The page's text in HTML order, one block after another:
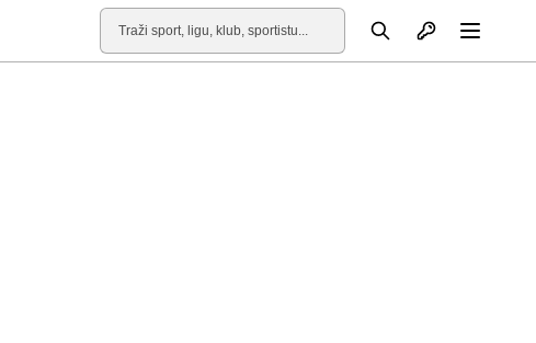
Pretraga Otvori profil